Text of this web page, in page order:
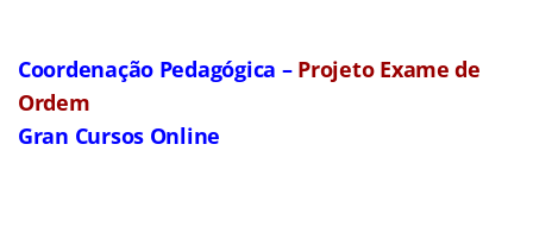
Coordenação Pedagógica – Projeto Exame de
Ordem
Gran Cursos Online